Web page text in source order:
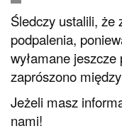
Śledczy ustalili, że
podpalenia,
wyłamane
zaprószono
Jeżeli masz
nami!